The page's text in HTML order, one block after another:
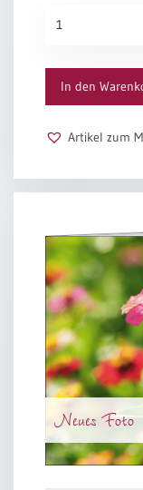
Urkundenscheine
(altes
Menge
In den
Artikel zum
Neues Foto